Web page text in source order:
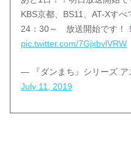
KBS京都、BS11、AT-Xすべ
24：30～ 放送開始です！
pic.twitter.com/7GjxbvlVRW
— 『ダンまち』シリーズ
July 11, 2019